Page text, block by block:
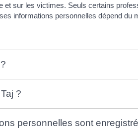
et sur les victimes. Seuls certains
informations personnelles dépend du
?
personnelles sont